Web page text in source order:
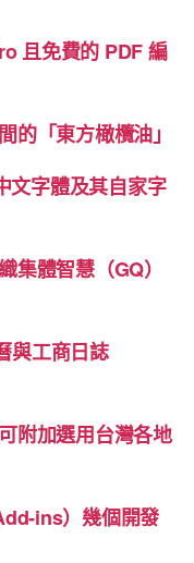
且免費的 PDF 編
的「東方橄欖油」
文字體及其自家字
集體智慧（GQ）
與工商日誌
附加選用台灣各地
ins）幾個開發